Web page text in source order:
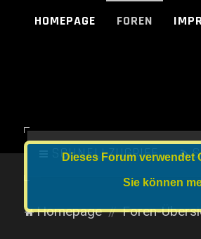
HOMEPAGE FOREN
SCHNELLZUGRIFF
Homepage Foren-
Dieses Forum
Sie können